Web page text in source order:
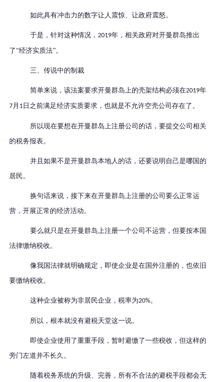
如此具有冲击力的数字让人震惊、让政府震怒。
于是，针对这种情况，2019年，相关政府对开曼群岛推出
了“经济实质法”。
三、传说中的制裁
简单来说，该法案要求开曼群岛上的壳架结构必须在2019年
7月 1 日之前满足经济实质要求，也就是不允许空壳公司存在了。
所以现在要想在开曼群岛上注册公司的话，要提交公司相关
的税务报表。
并且如果不是开曼群岛本地人的话，还要说明自己是哪国的
居民。
换句话来说，接下来在开曼群岛上注册的公司要么正常运
营，开展正常的经济活动。
要么就只是在开曼群岛上注册一个公司不运营，但要按本国
法律缴纳税收。
像我国法律就明确规定，即使企业是在国外注册的，也依旧
要缴纳税收。
这种企业被称为非居民企业，税率为20%。
所以，根本就没有避税天堂这一说。
即使企业使用了重重手段，暂时避缴了一些税收，但这样的
旁门左道并不长久。
随着税务系统的升级、完善，所有不合法的避税手段都会无